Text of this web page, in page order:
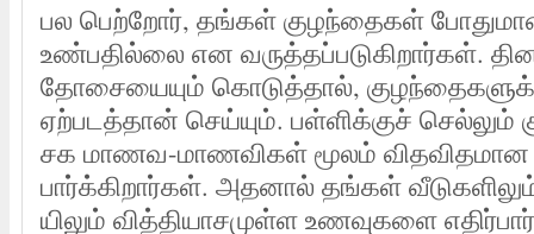
பல பெற்றோர், தங்கள் குழந்தைகள்
உண்பதில்லை என வருத்தப்படுகிறார்கள்.
தோசையையும் கொடுத்தால்,
ஏற்படத்தான் செய்யும். பள்ளிக்குச் செல்லும்
சக மாணவ-மாணவிகள் மூலம்
பார்க்கிறார்கள். அதனால் தங்கள் வீடுகளிலும்
யிலும் வித்தியாசமுள்ள உணவுகளை